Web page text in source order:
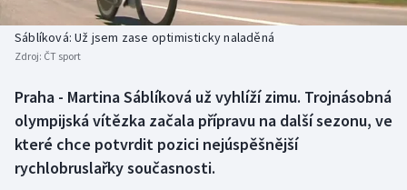
Baseball a softbal
Basketbal
Biatlon
Boby a skeleton
Historické návraty
Aplikace ČT sport
AZ kvíz
Sáblíková: Už jsem zase optimisticky naladěná
Zdroj: ČT sport
Praha - Martina Sáblíková už vyhlíží zimu. Trojnásobná
olympijská vítězka začala přípravu na další sezonu, ve
které chce potvrdit pozici nejúspěšnější
rychlobruslařky současnosti.